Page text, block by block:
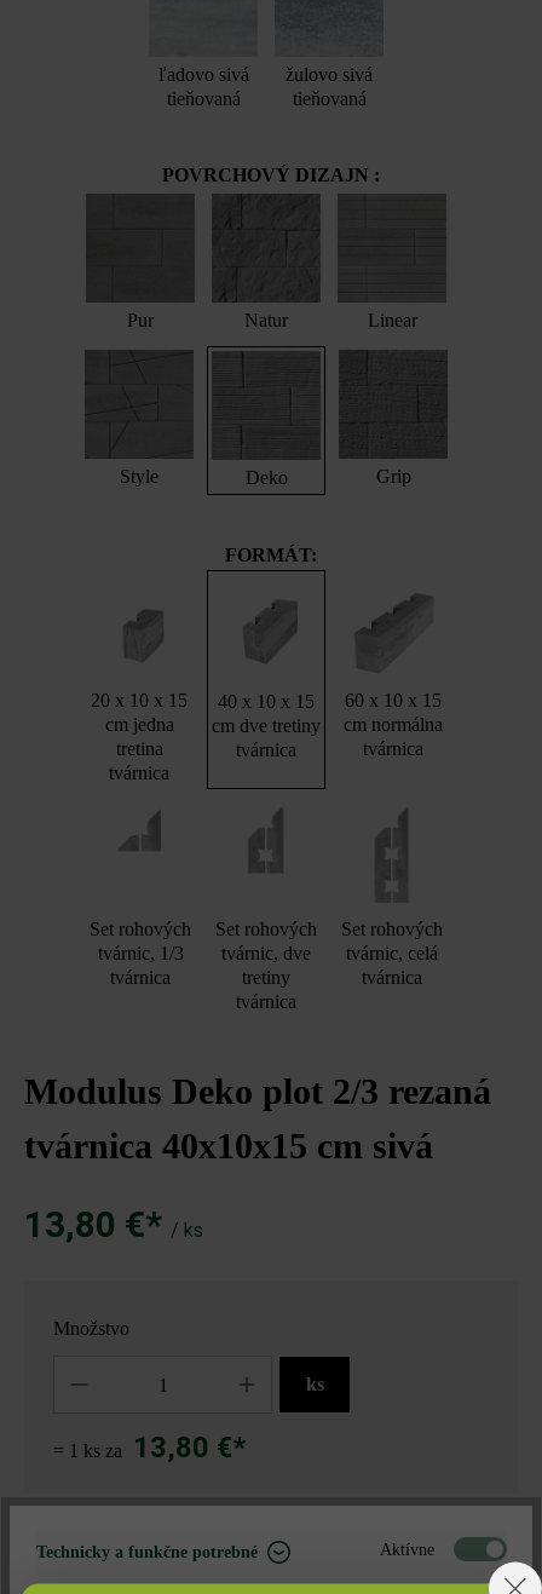
ľadovo sivá
tieňovaná
žulovo sivá
tieňovaná
POVRCHOVÝ DIZAJN :
Pur Natur Linear
Style Deko Grip
FORMÁT:
20 x 10 x 15
cm jedna
tretina
tvárnica
40 x 10 x 15
cm dve tretiny
tvárnica
60 x 10 x 15
cm normálna
tvárnica
Set rohových
tvárnic, 1/3
tvárnica
Set rohových
tvárnic, dve
tretiny
tvárnica
Set rohových
tvárnic, celá
tvárnica
Modulus Deko plot 2/3 rezaná
tvárnica 40x10x15 cm sivá
13,80 €* / ks
Množstvo
ks
= 1 ks za 13,80 €*
Nájdite predajcu vo vašom okolí
Technicky a funkčne potrebné Aktívne